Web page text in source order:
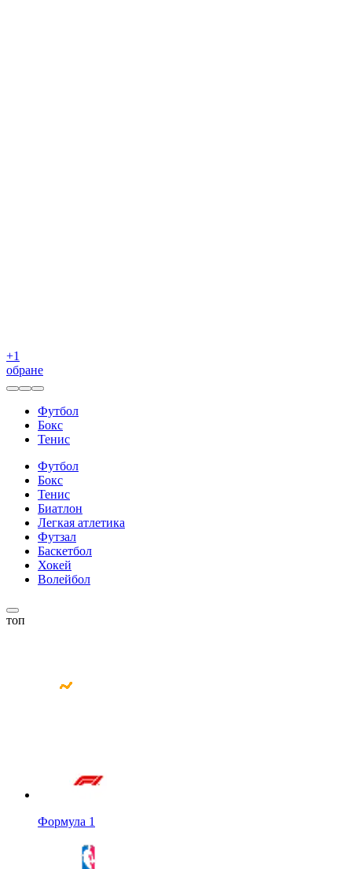
+1
обране
Футбол
Бокс
Тенис
Футбол
Бокс
Тенис
Биатлон
Легкая атлетика
Футзал
Баскетбол
Хокей
Волейбол
топ
Формула 1